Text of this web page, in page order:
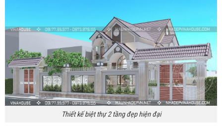
Thiết kế biệt thự 2 tầng đẹp hiện đại